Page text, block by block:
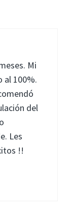
Mi
al 100%.
del
Les
!!